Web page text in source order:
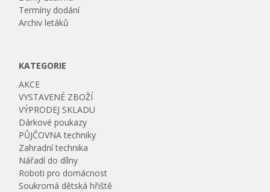
Termíny dodání
Archiv letáků
KATEGORIE
AKCE
VYSTAVENÉ ZBOŽÍ
VÝPRODEJ SKLADU
Dárkové poukazy
PŮJČOVNA techniky
Zahradní technika
Nářadí do dílny
Roboti pro domácnost
Soukromá dětská hřiště